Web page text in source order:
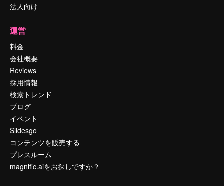
法人向け
運営
料金
会社概要
Reviews
採用情報
検索トレンド
ブログ
イベント
Slidesgo
コンテンツを販売する
プレスルーム
magnific.aiをお探しですか？